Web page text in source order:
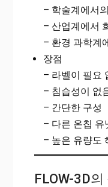
– 학술계에서
– 산업계에서
– 환경 과학계
장점
– 라벨이 필요
– 침습성이 없
– 간단한 구성
– 다른 온칩 유
– 높은 유량도
FLOW-3D